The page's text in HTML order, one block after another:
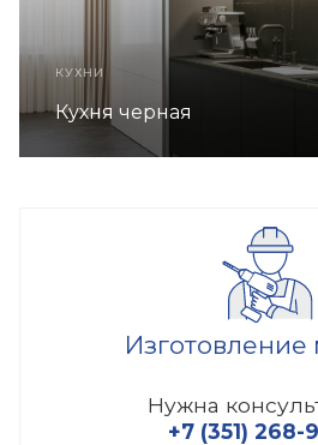
КУХНИ
Кухня черная
Нужна
+7 (351) 268-